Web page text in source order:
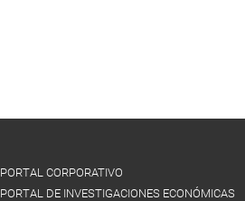
PORTAL CORPORATIVO
PORTAL DE INVESTIGACIONES ECONÓMICAS